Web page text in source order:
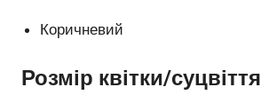
Коричневий
Розмір квітки/суцвіття